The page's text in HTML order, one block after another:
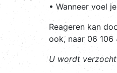
• Wanneer voel
Reageren kan
ook, naar 06 106
U wordt